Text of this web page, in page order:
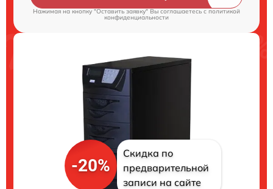
Нажимая на кнопку "Оставить заявку" Вы соглашаетесь cполитикой
конфиденциальности
-20%
Скидка по
предварительной
записи на сайте